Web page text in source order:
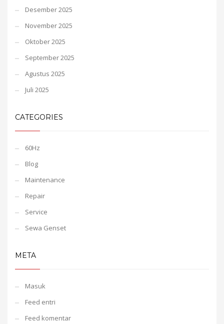
Desember 2025
November 2025
Oktober 2025
September 2025
Agustus 2025
Juli 2025
CATEGORIES
60Hz
Blog
Maintenance
Repair
Service
Sewa Genset
META
Masuk
Feed entri
Feed komentar